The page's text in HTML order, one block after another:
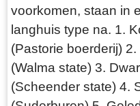
voorkomen, staan in
langhuis type na. 1.
(Pastorie boerderij)
(Walma state) 3.
(Scheender state) 4.